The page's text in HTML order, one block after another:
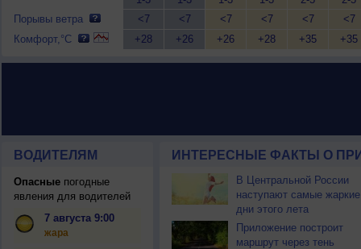
Порывы ветра
Комфорт,°C
<7
+28
<7
+26
<7
+26
<7
+28
<7
+35
<7
+35
ВОДИТЕЛЯМ
Опасныепогодные
явления для водителей
7 августа 9:00
жара
ИНТЕРЕСНЫЕ ФАКТЫ О
В Центральной России
наступают самые жаркие
дни этого лета
Приложение построит
маршрут через тень